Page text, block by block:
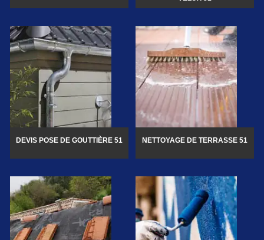
DEVIS POSE DE GOUTTIÈRE 51 NETTOYAGE DE TERRASSE 51